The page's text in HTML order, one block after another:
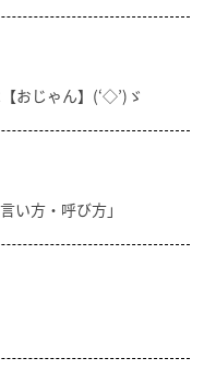
おじゃん】(‘◇’)ゞ
い方・呼び方」